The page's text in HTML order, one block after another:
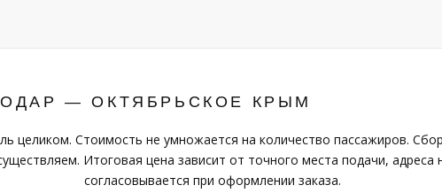
— ОКТЯБРЬСКОЕ КРЫМ
целиком. Стоимость не умножается на количество пассажиров.
Итоговая цена зависит от точного места подачи, адреса
согласовывается при оформлении заказа.